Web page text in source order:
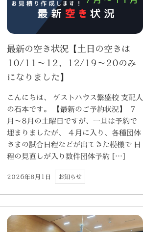
最新の空き状況【土日の空きは
10/11～12、12/19～20のみ
になりました】
こんにちは、 ゲストハウス繁盛校 支配人
の石本です。 【最新のご予約状況】 7
月〜8月の土曜日ですが、一旦は予約で
埋まりましたが、 ４月に入り、各種団体
さまの試合日程などが出てきた模様で 日
程の見直しが入り数件団体予約 […]
2026年8月1日 お知らせ